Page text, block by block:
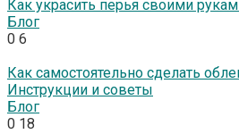
Как украсить перья своими
Блог
0 6
Как самостоятельно сделать
Инструкции и советы
Блог
0 18